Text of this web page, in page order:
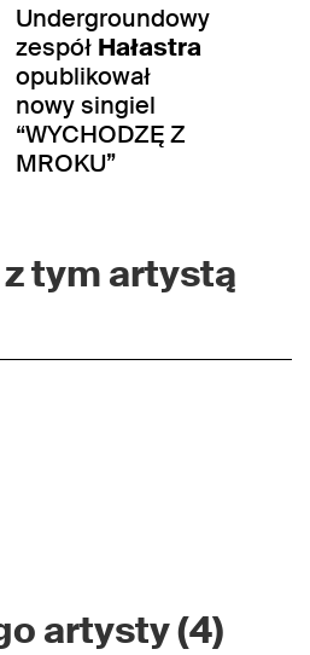
Undergroundowy
zespół Hałastra
opublikował
nowy singiel
“WYCHODZĘ Z
MROKU”
tym artystą
artysty (4)